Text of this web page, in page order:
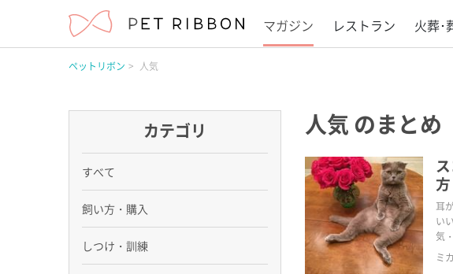
マガジン レストラン 火葬･
ペットリボン 人気
人気 のまとめ
耳
い
気
ミカ
カテゴリ
すべて
飼い方・購入
しつけ・訓練